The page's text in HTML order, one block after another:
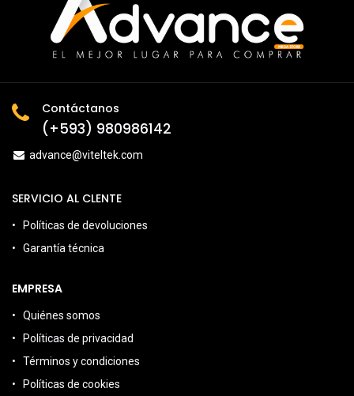
Contáctanos
(+593) 980986142
advance@viteltek.com
SERVICIO AL CLENTE
Políticas de devoluciones
Garantía técnica
EMPRESA
Quiénes somos
Políticas de privacidad
Términos y condiciones
Políticas de cookies